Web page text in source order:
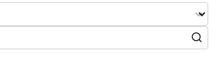
검색